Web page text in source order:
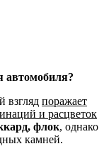
автомобиля?
взгляд поражает
и расцветок
флок, однако
камней.